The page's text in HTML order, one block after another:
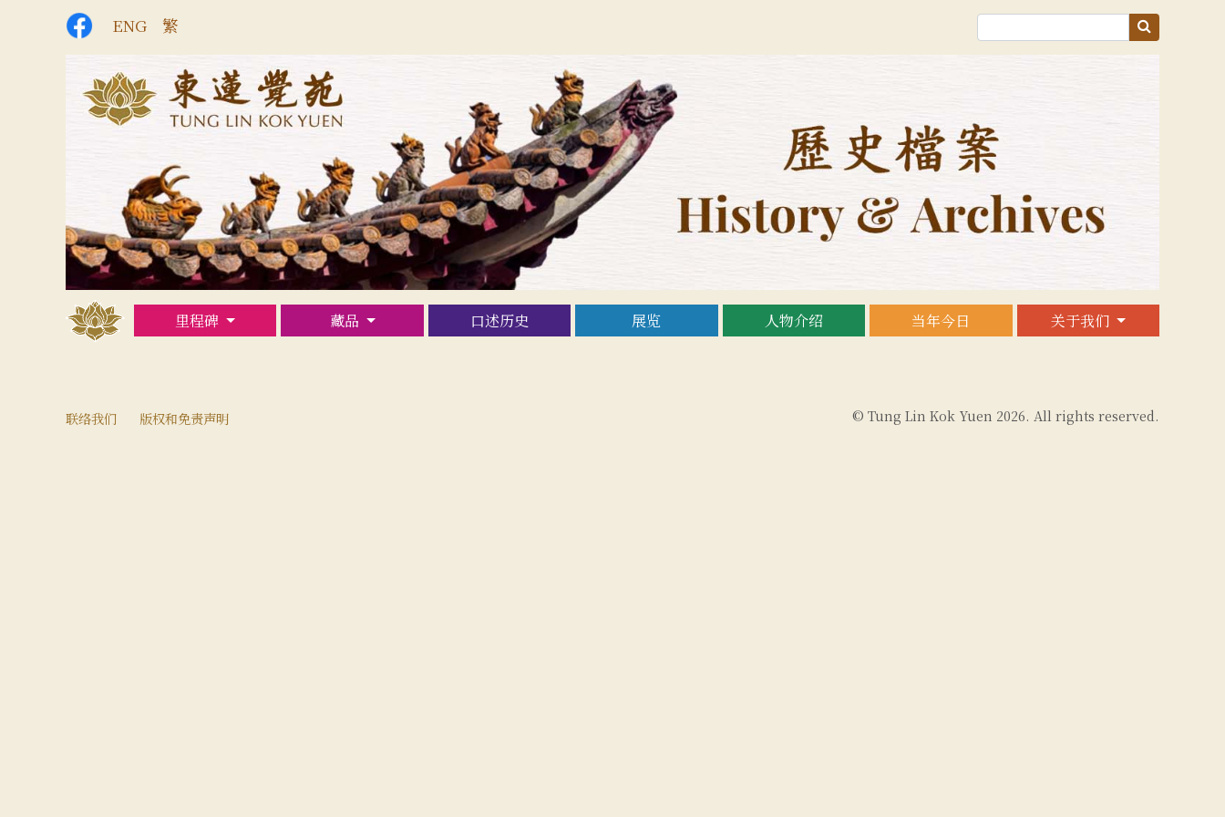
ENG 繁
里程碑 藏品 口述历史 展览 人物介绍 当年今日 关于我们
联络我们 版权和免责声明 © Tung Lin Kok Yuen 2026. All rights reserved.